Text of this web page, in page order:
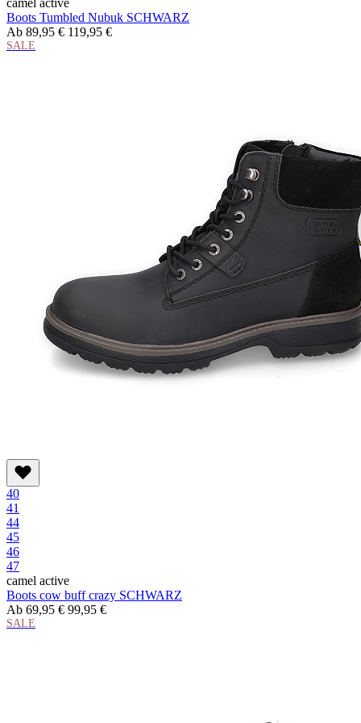
camel active
Boots Tumbled Nubuk SCHWARZ
Ab 89,95 € 119,95 €
SALE
40
41
44
45
46
47
camel active
Boots cow buff crazy SCHWARZ
Ab 69,95 € 99,95 €
SALE